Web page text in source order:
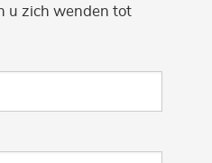
u zich wenden tot